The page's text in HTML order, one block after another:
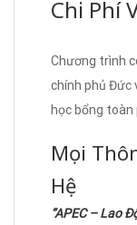
Chi Phí
Chương trình
chính phủ Đức
học bổng
Mọi
Hệ
“APEC – Lao